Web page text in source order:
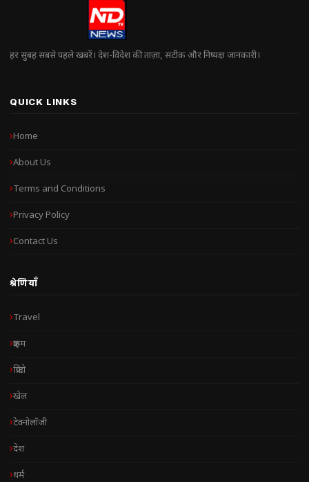
हर सुबह सबसे पहले खबरें। देश-विदेश की ताज़ा, सटीक और निष्पक्ष जानकारी।
QUICK LINKS
Home
About Us
Terms and Conditions
Privacy Policy
Contact Us
श्रेणियाँ
Travel
क्राइम
क्रिप्टो
खेल
टेक्नोलॉजी
देश
धर्म